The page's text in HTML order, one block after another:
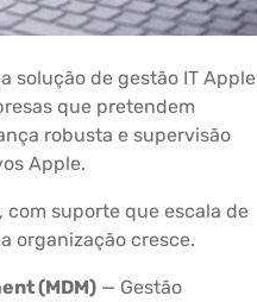
solução de gestão IT Apple
que pretendem
robusta e supervisão
Apple.
suporte que escala de
organização cresce.
(MDM) — Gestão